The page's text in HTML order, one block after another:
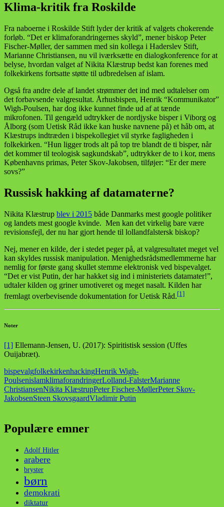
Klima-kritik fra Roskilde
Fra naboerne i Roskilde Stift lyder der kritik af valgets chokerende
forløb. “Det er klimaforandringernes skyld”, mener biskop Peter
Fischer-Møller, der sammen med sin kollega i Haderslev Stift,
Marianne Christiansen, nu vil iværksætte en dialogkonference for at
belyse, hvordan valget af Nikita Klæstrup bedst kan forenes med
folkekirkens fortsatte støtte til udbredelsen af islam.
Også fra andre dele af landet strømmer det ind med udtalelser om
det forbavsende valgresultat. Århusbispen, Henrik “Kommunikator”
Wigh-Poulsen, har dog ikke kunnet finde ud af at tænde
mikrofonen. Til gengæld udtrykker de nordjyske bisper i Viborg og
Ålborg (som Uetisk Råd ikke kan huske navnene på) et håb om, at
Klæstrups indtræden i bispekollegiet vil styrke fagligheden i
folkekirken. “Hun ligger trods alt på top tre blandt de ti bisper, når
det kommer til teologisk sagkundskab”, udtrykker de to i kor, mens
Københavns primas, Peter Skov-Jakobsen, tilføjer: “Er der mere
sovs?”
Russisk hakking af datamaterne?
Nikita Klæstrup blev i 2015 både Danmarks mest google politiker
og landets mest google kvinde. Men kan det virkelig bare være
revisionsfejl, der nu har gjort hende til lollandfalstersk biskop?
Nej, mener en kilde, der i stedet peger på, at valgresultatet meget vel
kan skyldes russisk manipulation. Menighedsrådsmedlemmerne har
nemlig for første gang skullet stemme elektronisk ved bispevalget.
“Det er vist Putin, der har hakket sig ind i ministeriets datamater!”,
udtaler kilden og griner umotiveret og meget nasalt. Kilden har
fremlagt overbevisende dokumentation for Uetisk Råd.[1]
Noter
[1] Ellemann-Jensen, U. (2017): Spiritistisk session (Uffes
Ouijabræt).
bispevalgfolkekirkenhackingHenrik Wigh-
PoulsenislamklimaforandringerLolland-FalsterMarianne
ChristiansenNikita KlæstrupPeter Fischer-MøllerPeter Skov-
JakobsenSteen SkovsgaardVladimir Putin
Populære emner
Adolf Hitler
arabere
bryster
børn
demokrati
diktatur